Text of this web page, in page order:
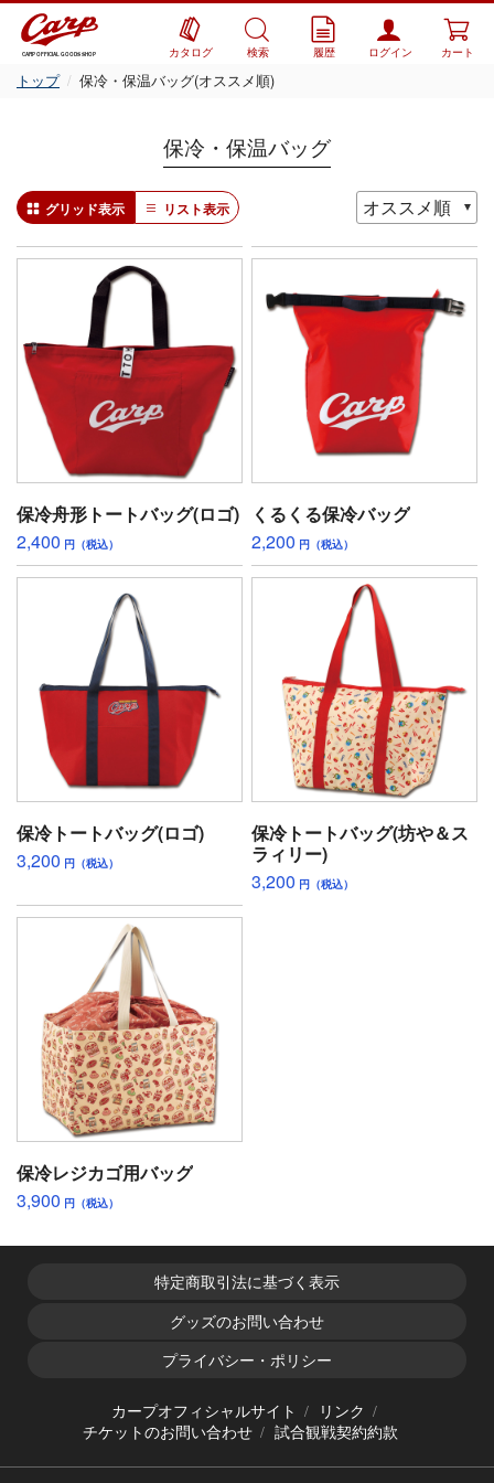
CARP OFFICIAL GOODS SHOP カタログ 検索 履歴 ログイン カート
トップ 保冷・保温バッグ(オススメ順)
保冷・保温バッグ
グリッド表示 リスト表示
保冷舟形トートバッグ(ロゴ)
2,400 円（税込）
くるくる保冷バッグ
2,200 円（税込）
保冷トートバッグ(ロゴ)
3,200 円（税込）
保冷トートバッグ(坊や＆ス
ラィリー)
3,200 円（税込）
保冷レジカゴ用バッグ
3,900 円（税込）
特定商取引法に基づく表示
グッズのお問い合わせ
プライバシー・ポリシー
カープオフィシャルサイト
リンク
チケットのお問い合わせ
試合観戦契約約款